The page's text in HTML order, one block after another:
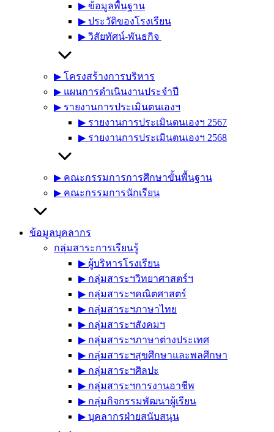
▶︎ ข้อมูลพื้นฐาน
▶︎ ประวัติของโรงเรียน
▶︎ วิสัยทัศน์-พันธกิจ
▶︎ โครงสร้างการบริหาร
▶︎ แผนการดำเนินงานประจำปี
▶︎ รายงานการประเมินตนเองฯ
▶︎ รายงานการประเมินตนเองฯ 2567
▶︎ รายงานการประเมินตนเองฯ 2568
▶︎ คณะกรรมการการศึกษาขั้นพื้นฐาน
▶︎ คณะกรรมการนักเรียน
ข้อมูลบุคลากร
กลุ่มสาระการเรียนรู้
▶︎ ผู้บริหารโรงเรียน
▶︎ กลุ่มสาระฯวิทยาศาสตร์ฯ
▶︎ กลุ่มสาระฯคณิตศาสตร์
▶︎ กลุ่มสาระฯภาษาไทย
▶︎ กลุ่มสาระฯสังคมฯ
▶︎ กลุ่มสาระฯภาษาต่างประเทศ
▶︎ กลุ่มสาระฯสุขศึกษาและพลศึกษา
▶︎ กลุ่มสาระฯศิลปะ
▶︎ กลุ่มสาระฯการงานอาชีพ
▶︎ กลุ่มกิจกรรมพัฒนาผู้เรียน
▶︎ บุคลากรฝ่ายสนับสนุน